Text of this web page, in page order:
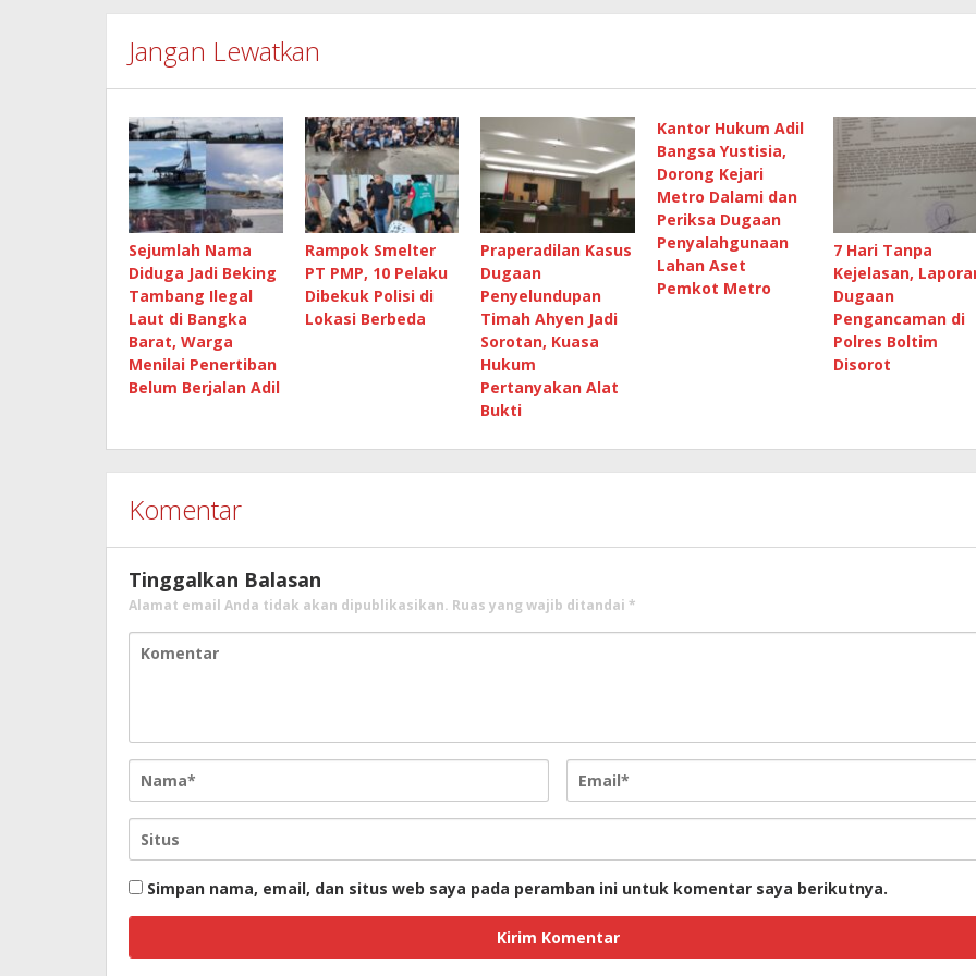
Jangan Lewatkan
Sejumlah Nama
Diduga Jadi Beking
Tambang Ilegal
Laut di Bangka
Barat, Warga
Menilai Penertiban
Belum Berjalan Adil
Rampok Smelter
PT PMP, 10 Pelaku
Dibekuk Polisi di
Lokasi Berbeda
Praperadilan Kasus
Dugaan
Penyelundupan
Timah Ahyen Jadi
Sorotan, Kuasa
Hukum
Pertanyakan Alat
Bukti
Kantor Hukum Adil
Bangsa Yustisia,
Dorong Kejari
Metro Dalami dan
Periksa Dugaan
Penyalahgunaan
Lahan Aset
Pemkot Metro
7 Hari Tanpa
Kejelasan,
Dugaan
Pengancaman di
Polres Boltim
Disorot
Komentar
Tinggalkan Balasan
Alamat email Anda tidak akan dipublikasikan. Ruas yang wajib ditandai *
Simpan nama, email, dan situs web saya pada peramban ini untuk komentar saya berikutnya.